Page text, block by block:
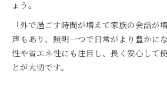
ょう。
「外で過ごす時間が増えて家族の会話が
声もあり、照明一つで日常がより豊かに
性や省エネ性にも注目し、長く安心して
とが大切です。